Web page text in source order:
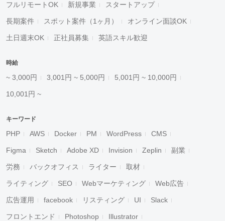
フルリモートOK 新規事業 スタートアップ
長期案件 スポット案件（1ヶ月） オンライン面談OK
土日週末OK 正社員募集 英語スキル歓迎
時給
~ 3,000円 3,001円 ~ 5,000円 5,001円 ~ 10,000円
10,001円 ~
キーワード
PHP AWS Docker PM WordPress CMS
Figma Sketch Adobe XD Invision Zeplin 副業
労務 バックオフィス ライター 取材
ライティング SEO Webマーケティング Web広告
広告運用 facebook リスティング UI Slack
フロントエンド Photoshop Illustrator